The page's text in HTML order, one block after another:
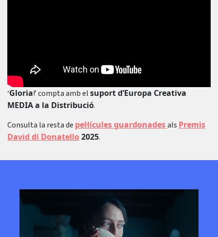
‘Gloria!’ compta amb elsuport d’Europa Creativa
MEDIA a la Distribució.
Consulta la resta de pel·lícules guardonadesals Premis
David di Donatello2025.